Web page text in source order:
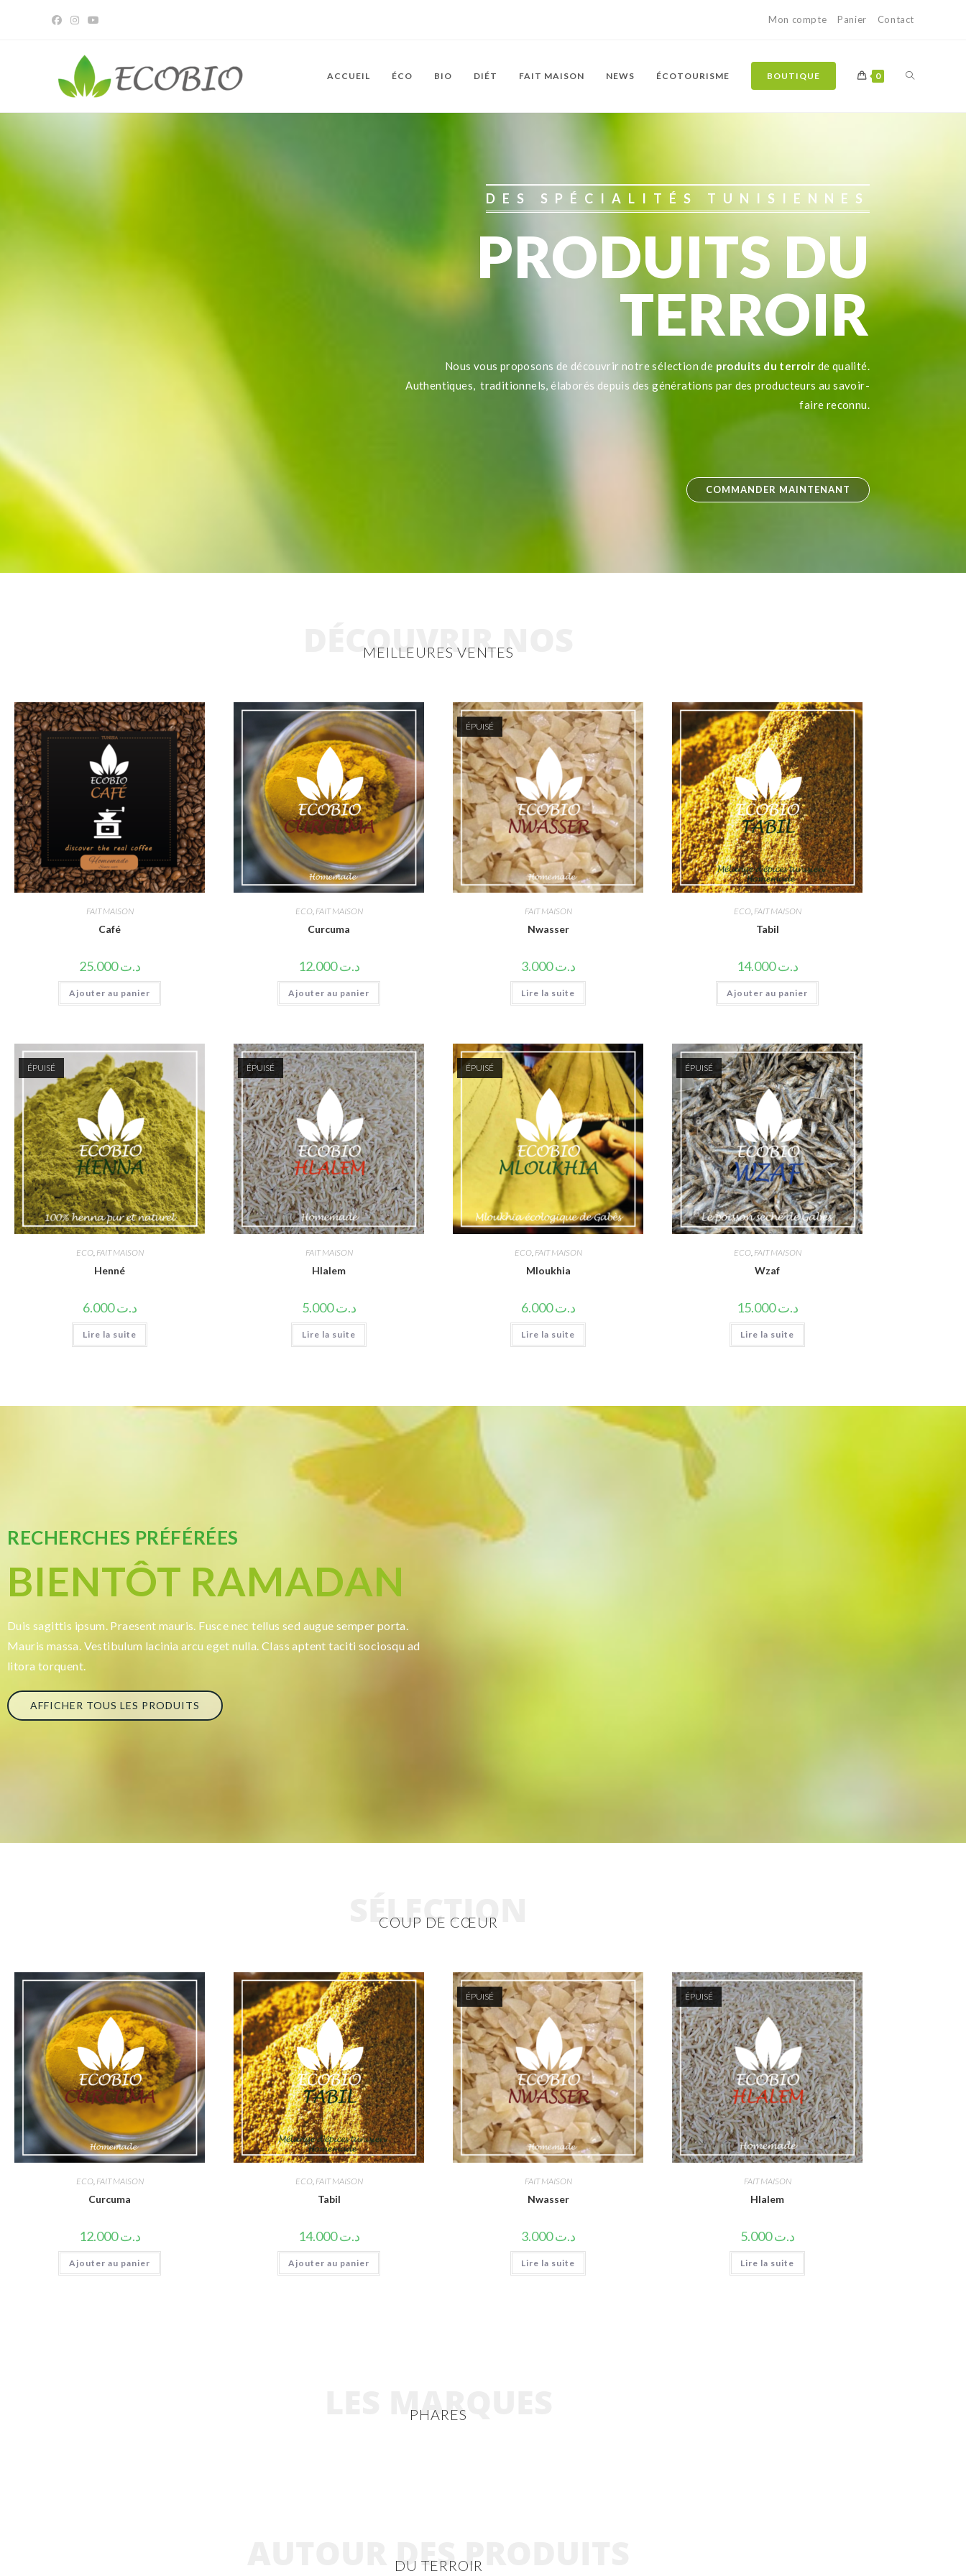
Mon compte Panier Contact
ACCUEIL ÉCO BIO DIÉT FAIT MAISON NEWS ÉCOTOURISME BOUTIQUE 0
DES SPÉCIALITÉS TUNISIENNES
PRODUITS DU
TERROIR
Nous vous proposons de découvrir notre sélection de produits du terroir de qualité.
Authentiques, traditionnels, élaborés depuis des générations par des producteurs au savoir-
faire reconnu.
COMMANDER MAINTENANT
DÉCOUVRIR NOS
MEILLEURES VENTES
FAIT MAISON
Café
د.ت25.000
Ajouter au panier
ECO, FAIT MAISON
Curcuma
د.ت12.000
Ajouter au panier
ÉPUISÉ
FAIT MAISON
Nwasser
د.ت3.000
Lire la suite
ECO, FAIT MAISON
Tabil
د.ت14.000
Ajouter au panier
ÉPUISÉ
ECO, FAIT MAISON
Henné
د.ت6.000
Lire la suite
ÉPUISÉ
FAIT MAISON
Hlalem
د.ت5.000
Lire la suite
ÉPUISÉ
ECO, FAIT MAISON
Mloukhia
د.ت6.000
Lire la suite
ÉPUISÉ
ECO, FAIT MAISON
Wzaf
د.ت15.000
Lire la suite
RECHERCHES PRÉFÉRÉES
BIENTÔT RAMADAN
Duis sagittis ipsum. Praesent mauris. Fusce nec tellus sed augue semper porta.
Mauris massa. Vestibulum lacinia arcu eget nulla. Class aptent taciti sociosqu ad
litora torquent.
AFFICHER TOUS LES PRODUITS
SÉLECTION
COUP DE CŒUR
ECO, FAIT MAISON
Curcuma
د.ت12.000
Ajouter au panier
ECO, FAIT MAISON
Tabil
د.ت14.000
Ajouter au panier
ÉPUISÉ
FAIT MAISON
Nwasser
د.ت3.000
Lire la suite
ÉPUISÉ
FAIT MAISON
Hlalem
د.ت5.000
Lire la suite
LES MARQUES
PHARES
AUTOUR DES PRODUITS
DU TERROIR